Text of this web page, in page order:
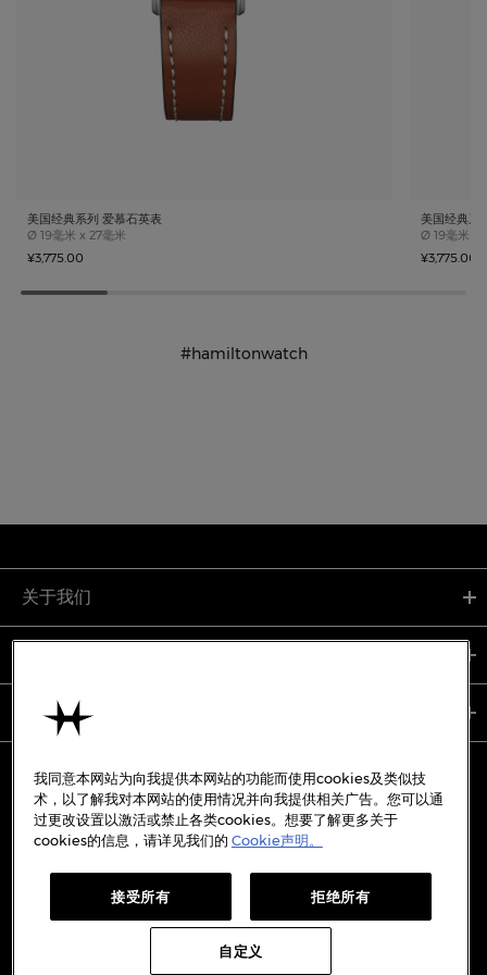
美国经典系列 爱慕石英表
Ø Case size
19毫米 x 27毫米
¥3,775.00
美国经典系
Ø Case size
19毫米 x
¥3,775.00
#hamiltonwatch
关于我们
使用条款
备案号:沪ICP备19045273号-7
WECHAT
WEIBO
我同意本网站为向我提供本网站的功能而使用cookies及类似技
术，以了解我对本网站的使用情况并向我提供相关广告。您可以通
过更改设置以激活或禁止各类cookies。想要了解更多关于
cookies的信息，请详见我们的 Cookie声明。
接受所有 拒绝所有
自定义